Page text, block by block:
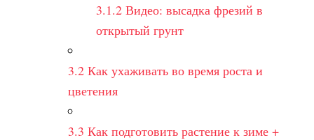
3.1.2 Видео: высадка фрезий в
открытый грунт
3.2 Как ухаживать во время роста и
цветения
3.3 Как подготовить растение к зиме +